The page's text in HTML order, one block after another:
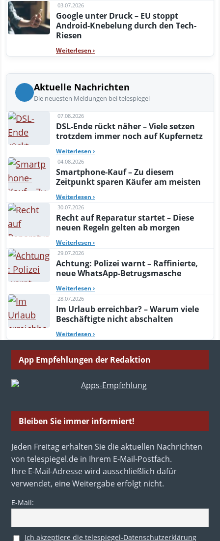
03.07.2026
Google unter Druck – EU stoppt
Android-Knebelung durch den Tech-
Riesen
Weiterlesen ›
Aktuelle Nachrichten
Die neuesten Meldungen bei telespiegel
07.08.2026
DSL-Ende rückt näher – Viele setzen
trotzdem immer noch auf Kupfernetz
Weiterlesen ›
04.08.2026
Smartphone-Kauf – Zu diesem
Zeitpunkt sparen Käufer am meisten
Weiterlesen ›
30.07.2026
Recht auf Reparatur startet – Diese
neuen Regeln gelten ab morgen
Weiterlesen ›
29.07.2026
Achtung: Polizei warnt – Raffinierte,
neue WhatsApp-Betrugsmasche
Weiterlesen ›
28.07.2026
Im Urlaub erreichbar? – Warum viele
Beschäftigte nicht abschalten
Weiterlesen ›
App Empfehlungen der Redaktion
Bleiben Sie immer informiert!
Jeden Freitag erhalten Sie die aktuellen Nachrichten
von telespiegel.de in Ihrem E-Mail-Postfach.
Ihre E-Mail-Adresse wird ausschließlich dafür
verwendet, eine Weitergabe erfolgt nicht.
E-Mail:
Ich akzeptiere die telespiegel-Datenschutzerklärung